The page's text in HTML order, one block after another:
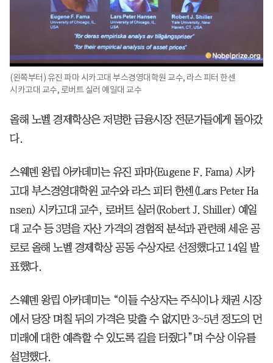
(왼쪽부터) 유진 파마 시카고대 부스경영대학원 교수, 라스 피터 한센
시카고대 교수, 로버트 실러 예일대 교수
올해 노벨 경제학상은 저명한 금융시장 전문가들에게 돌아갔
다.
스웨덴 왕립 아카데미는 유진 파마(Eugene F. Fama) 시카
고대 부스경영대학원 교수와 라스 피터 한센(Lars Peter Ha
nsen) 시카고대 교수, 로버트 실러(Robert J. Shiller) 예일
대 교수 등 3명을 자산 가격의 경험적 분석과 관련해 세운 공
로로 올해 노벨 경제학상 공동 수상자로 선정했다고 14일 발
표했다.
스웨덴 왕립 아카데미는 “이들 수상자는 주식이나 채권 시장
에서 당장 며칠 뒤의 가격은 맞출 수 없지만 3~5년 정도의 먼
미래에 대한 예측할 수 있도록 길을 터줬다”며 수상 이유를
설명했다.